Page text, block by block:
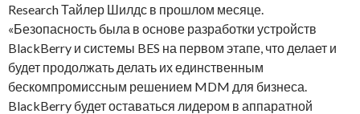
Research Тайлер Шилдс в прошлом месяце.
«Безопасность была в основе разработки устройств
BlackBerry и системы BES на первом этапе, что делает и
будет продолжать делать их единственным
бескомпромиссным решением MDM для бизнеса.
BlackBerry будет оставаться лидером в аппаратной